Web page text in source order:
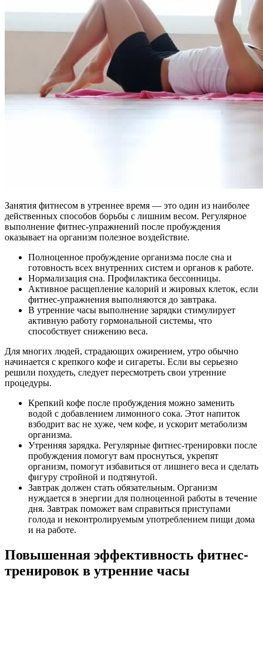
Занятия фитнесом в утреннее время — это один из наиболее
действенных способов борьбы с лишним весом. Регулярное
выполнение фитнес-упражнений после пробуждения
оказывает на организм полезное воздействие.
Полноценное пробуждение организма после сна и
готовность всех внутренних систем и органов к работе.
Нормализация сна. Профилактика бессонницы.
Активное расщепление калорий и жировых клеток, если
фитнес-упражнения выполняются до завтрака.
В утренние часы выполнение зарядки стимулирует
активную работу гормональной системы, что
способствует снижению веса.
Для многих людей, страдающих ожирением, утро обычно
начинается с крепкого кофе и сигареты. Если вы серьезно
решили похудеть, следует пересмотреть свои утренние
процедуры.
Крепкий кофе после пробуждения можно заменить
водой с добавлением лимонного сока. Этот напиток
взбодрит вас не хуже, чем кофе, и ускорит метаболизм
организма.
Утренняя зарядка. Регулярные фитнес-тренировки после
пробуждения помогут вам проснуться, укрепят
организм, помогут избавиться от лишнего веса и сделать
фигуру стройной и подтянутой.
Завтрак должен стать обязательным. Организм
нуждается в энергии для полноценной работы в течение
дня. Завтрак поможет вам справиться приступами
голода и неконтролируемым употреблением пищи дома
и на работе.
Повышенная эффективность фитнес-
тренировок в утренние часы